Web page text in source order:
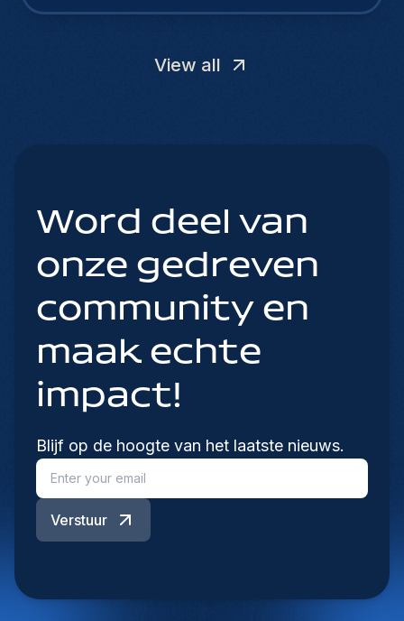
View all
Word deel van
onze gedreven
community en
maak echte
impact!
Blijf op de hoogte van het laatste nieuws.
Verstuur